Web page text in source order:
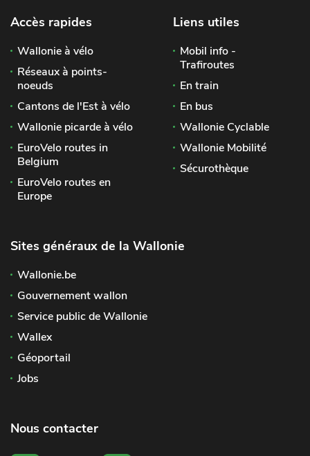
Accès rapides
Wallonie à vélo
Réseaux à points-
noeuds
Cantons de l'Est à vélo
Wallonie picarde à vélo
EuroVelo routes in
Belgium
EuroVelo routes en
Europe
Liens utiles
Mobil info -
Trafiroutes
En train
En bus
Wallonie Cyclable
Wallonie Mobilité
Sécurothèque
Sites généraux de la Wallonie
Wallonie.be
Gouvernement wallon
Service public de Wallonie
Wallex
Géoportail
Jobs
Nous contacter